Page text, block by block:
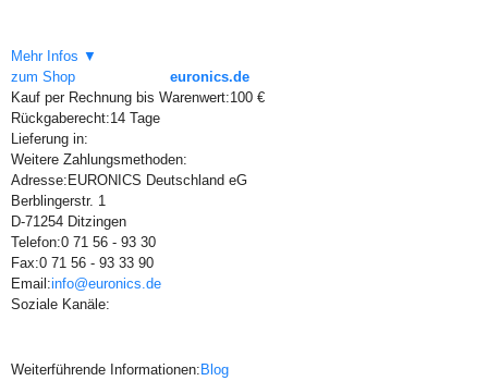
Mehr Infos ▼
zum Shop
euronics.de
Kauf per Rechnung bis Warenwert:100 €
Rückgaberecht:14 Tage
Lieferung in:
Weitere Zahlungsmethoden:
Adresse: EURONICS Deutschland eG
Berblingerstr. 1
D-71254 Ditzingen
Telefon:0 71 56 - 93 30
Fax:0 71 56 - 93 33 90
Email:info@euronics.de
Soziale Kanäle:
Weiterführende Informationen: Blog